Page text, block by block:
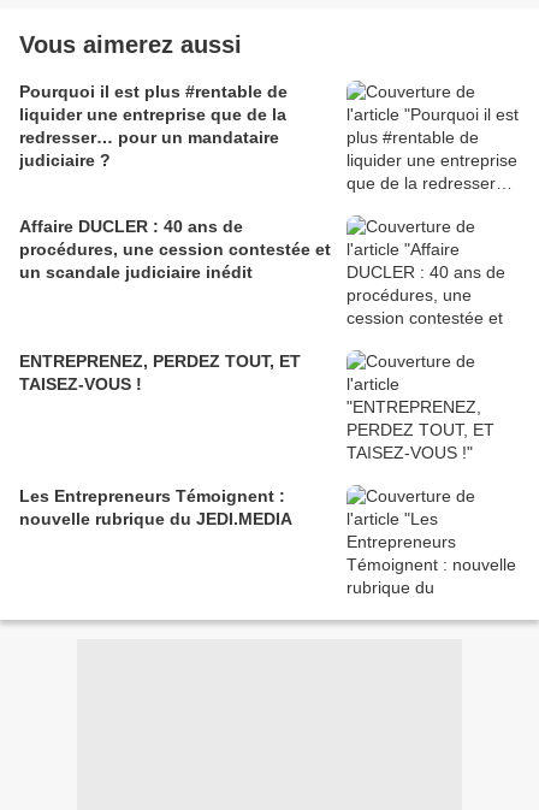
Vous aimerez aussi
Pourquoi il est plus #rentable de
liquider une entreprise que de la
redresser… pour un mandataire
judiciaire ?
Affaire DUCLER : 40 ans de
procédures, une cession contestée et
un scandale judiciaire inédit
ENTREPRENEZ, PERDEZ TOUT, ET
TAISEZ-VOUS !
Les Entrepreneurs Témoignent :
nouvelle rubrique du JEDI.MEDIA